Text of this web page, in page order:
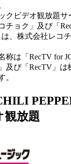
クビデオ観放題サ
チョク」及び「
、株式会社レコ
称は「RecTV for
及び「RecTV」
。
観放題